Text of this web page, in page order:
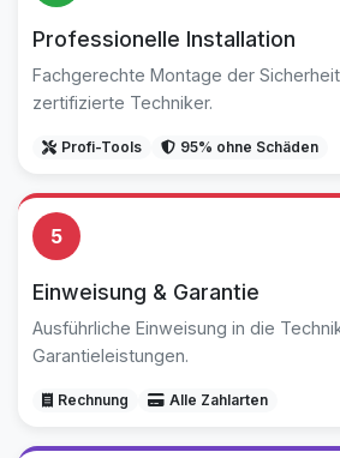
Professionelle Installation
Fachgerechte Montage der
zertifizierte Techniker.
Profi-Tools 95% ohne Schäden
5
Einweisung & Garantie
Ausführliche Einweisung in die
Garantieleistungen.
Rechnung Alle Zahlarten